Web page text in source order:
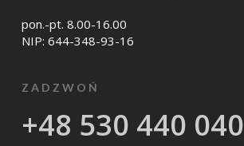
pon.-pt. 8.00-16.00
NIP: 644-348-93-16
ZADZWOŃ
+48 530 440 040